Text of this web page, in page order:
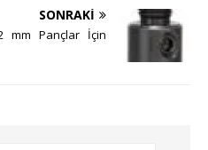
SONRAKI
mm Pançlar İçin